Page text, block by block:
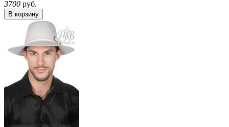
3700 руб.
В корзину